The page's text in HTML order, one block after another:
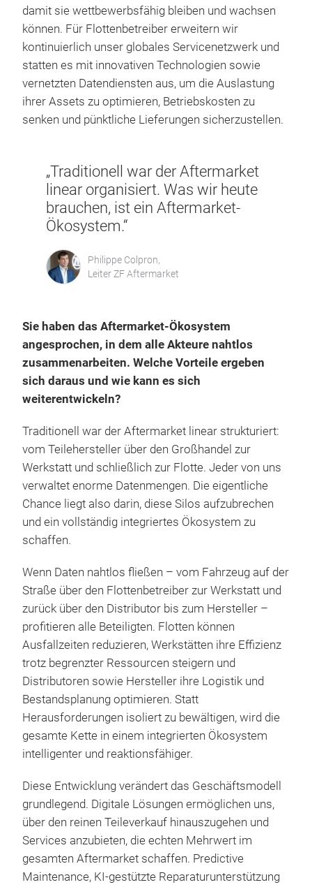
damit sie wettbewerbsfähig bleiben und wachsen
können. Für Flottenbetreiber erweitern wir
kontinuierlich unser globales Servicenetzwerk und
statten es mit innovativen Technologien sowie
vernetzten Datendiensten aus, um die Auslastung
ihrer Assets zu optimieren, Betriebskosten zu
senken und pünktliche Lieferungen sicherzustellen.
„Traditionell war der Aftermarket
linear organisiert. Was wir heute
brauchen, ist ein Aftermarket-
Ökosystem.“
Philippe Colpron,
Leiter ZF Aftermarket
Sie haben das Aftermarket-Ökosystem
angesprochen, in dem alle Akteure nahtlos
zusammenarbeiten. Welche Vorteile ergeben
sich daraus und wie kann es sich
weiterentwickeln?
Traditionell war der Aftermarket linear strukturiert:
vom Teilehersteller über den Großhandel zur
Werkstatt und schließlich zur Flotte. Jeder von uns
verwaltet enorme Datenmengen. Die eigentliche
Chance liegt also darin, diese Silos aufzubrechen
und ein vollständig integriertes Ökosystem zu
schaffen.
Wenn Daten nahtlos fließen – vom Fahrzeug auf der
Straße über den Flottenbetreiber zur Werkstatt und
zurück über den Distributor bis zum Hersteller –
profitieren alle Beteiligten. Flotten können
Ausfallzeiten reduzieren, Werkstätten ihre Effizienz
trotz begrenzter Ressourcen steigern und
Distributoren sowie Hersteller ihre Logistik und
Bestandsplanung optimieren. Statt
Herausforderungen isoliert zu bewältigen, wird die
gesamte Kette in einem integrierten Ökosystem
intelligenter und reaktionsfähiger.
Diese Entwicklung verändert das Geschäftsmodell
grundlegend. Digitale Lösungen ermöglichen uns,
über den reinen Teileverkauf hinauszugehen und
Services anzubieten, die echten Mehrwert im
gesamten Aftermarket schaffen. Predictive
Maintenance, KI-gestützte Reparaturunterstützung